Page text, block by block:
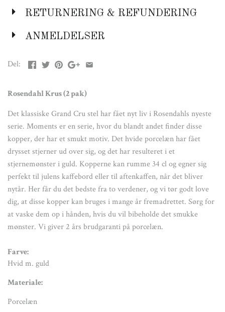
at vaske dem op i hånden, hvis du vil bibeholde det smukke
Hvid m. guld
Størrelse:
D: 10,5 cm H: 11 cm
RETURNERING & REFUNDERING
ANMELDELSER
Del:
Rosendahl Krus(2 pak)
Det klassiske Grand Cru stel har fået nyt liv i Rosendahls nyeste
serie. Moments er en serie, hvor du blandt andet finder disse
kopper, der har et smukt motiv. Det hvide porcelæn har fået
drysset stjerner ud over sig, og det har resulteret i et
stjernemønster i guld. Kopperne kan rumme 34 cl og egner sig
perfekt til julens kaffebord eller til aftenkaffen, når det bliver
nytår. Her får du det bedste fra to verdener, og vi tør godt love
dig, at disse kopper kan bruges i mange år fremadrettet. Sørg for
at vaske dem op i hånden, hvis du vil bibeholde det smukke
mønster. Vi giver 2 års brudgaranti på porcelæn.
Farve:
Hvid m. guld
Materiale:
Porcelæn